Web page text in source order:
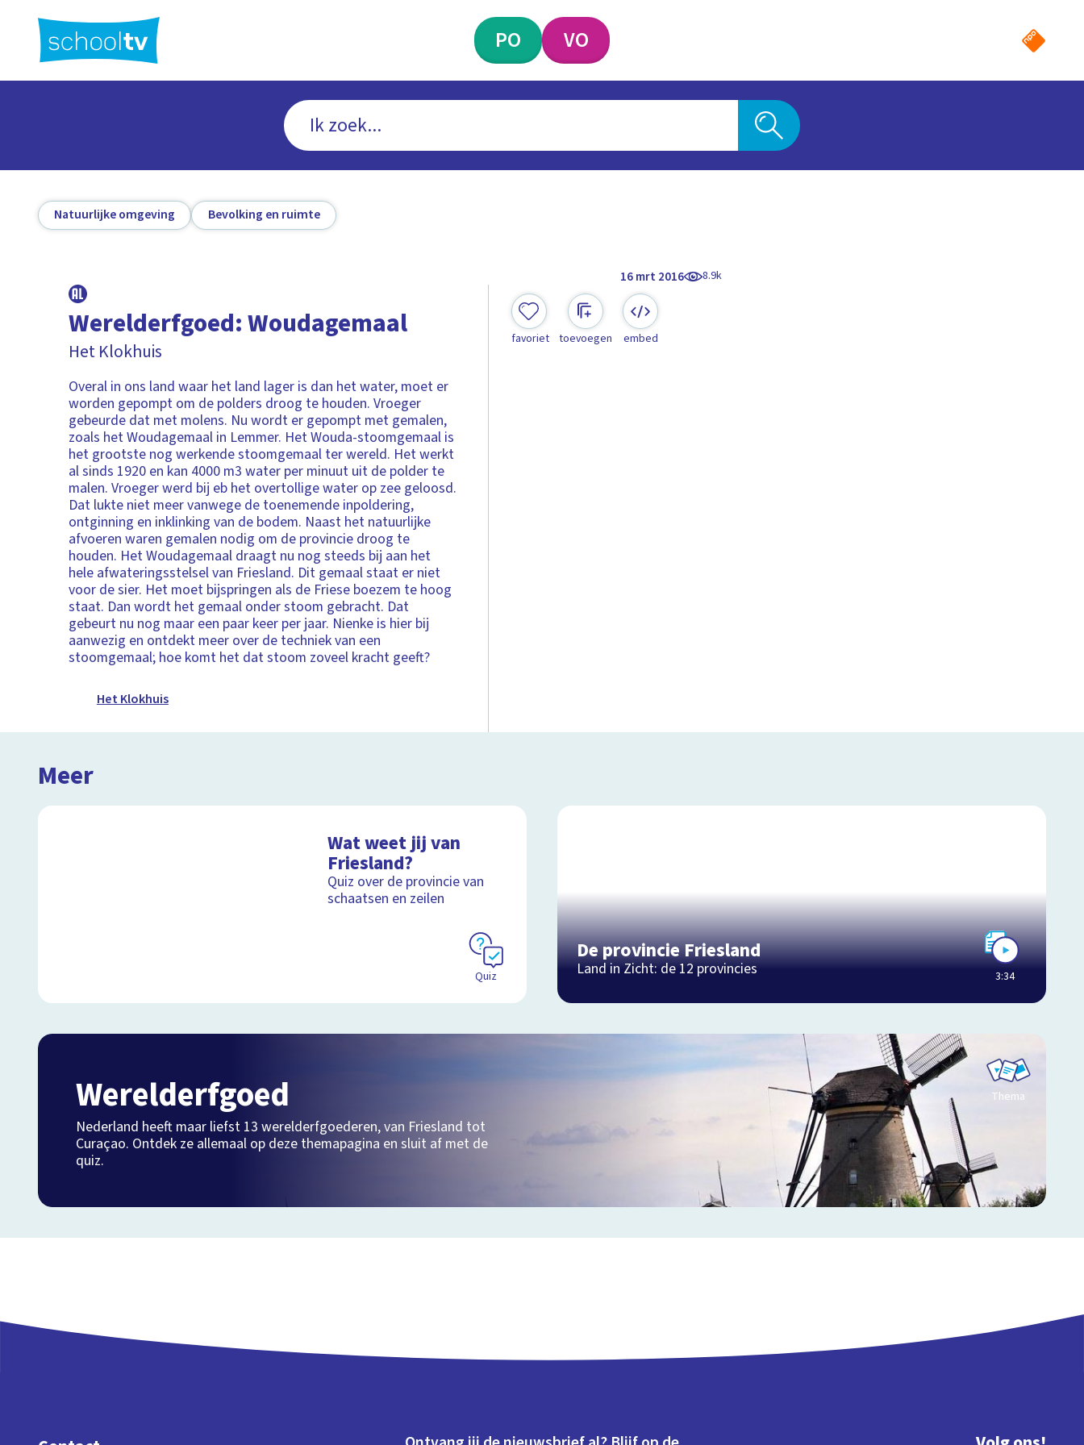
hoofdinhoud
PO VO
Natuurlijke omgeving Bevolking en ruimte
16 mrt 2016 8.9k
Werelderfgoed: Woudagemaal
Het Klokhuis
Overal in ons land waar het land lager is dan het water, moet er
worden gepompt om de polders droog te houden. Vroeger
gebeurde dat met molens. Nu wordt er gepompt met gemalen,
zoals het Woudagemaal in Lemmer. Het Wouda-stoomgemaal is
het grootste nog werkende stoomgemaal ter wereld. Het werkt
al sinds 1920 en kan 4000 m3 water per minuut uit de polder te
malen. Vroeger werd bij eb het overtollige water op zee geloosd.
Dat lukte niet meer vanwege de toenemende inpoldering,
ontginning en inklinking van de bodem. Naast het natuurlijke
afvoeren waren gemalen nodig om de provincie droog te
houden. Het Woudagemaal draagt nu nog steeds bij aan het
hele afwateringsstelsel van Friesland. Dit gemaal staat er niet
voor de sier. Het moet bijspringen als de Friese boezem te hoog
staat. Dan wordt het gemaal onder stoom gebracht. Dat
gebeurt nu nog maar een paar keer per jaar. Nienke is hier bij
aanwezig en ontdekt meer over de techniek van een
stoomgemaal; hoe komt het dat stoom zoveel kracht geeft?
Het Klokhuis
favoriet toevoegen embed
Meer
Wat weet jij van
Friesland?
Quiz over de provincie van
schaatsen en zeilen
Quiz
De provincie Friesland
Land in Zicht: de 12 provincies 3:34
Werelderfgoed
Nederland heeft maar liefst 13 werelderfgoederen, van Friesland tot
Curaçao. Ontdek ze allemaal op deze themapagina en sluit af met de
quiz.
Thema